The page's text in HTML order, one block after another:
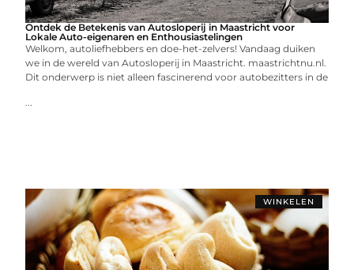
Ontdek de Betekenis van Autosloperij in Maastricht voor
Lokale Auto-eigenaren en Enthousiastelingen
Welkom, autoliefhebbers en doe-het-zelvers! Vandaag duiken
we in de wereld van Autosloperij in Maastricht. maastrichtnu.nl.
Dit onderwerp is niet alleen fascinerend voor autobezitters in de
...
WINKELEN